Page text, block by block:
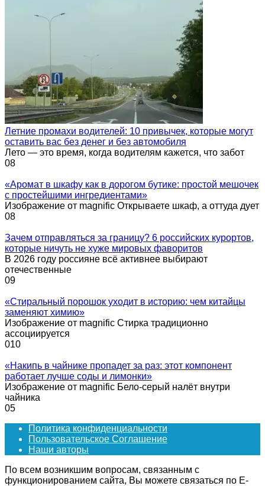
Летние промахи водителей: 10 привычек, которые могут
оставить вас без денег и без автомобиля
Лето — это время, когда водителям кажется, что забот
08
«Аромат в шкафу как в дорогом бутике: простой мешочек
с простейшими ингредиентами»
Изображение от magnific Открываете шкаф, а оттуда дует
08
Зачем отправляться за границу? 6 российских курортов,
которые ничуть не хуже мировых фаворитов
В 2026 году россияне всё активнее выбирают
отечественные
09
«Стиральный порошок уходит в историю: чем китайцы
заменяют химию»
Изображение от magnific Стирка традиционно
ассоциируется
010
«Накипь в чайнике пропадет за раз: этот компонент
работает лучше соды и лимонки»
Изображение от magnific Бело-серый налёт внутри
чайника
05
Политика конфиденциальности
Пользовательское Соглашение
Наши авторы
По всем возникшим вопросам, связанным с
функционированием сайта, Вы можете связаться по E-